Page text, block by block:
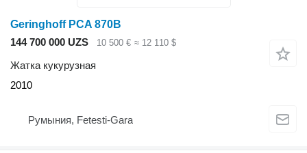
Geringhoff PCA 870B
144 700 000 UZS
10 500 € ≈ 12 110 $
Жатка кукурузная
2010
Румыния, Fetesti-Gara